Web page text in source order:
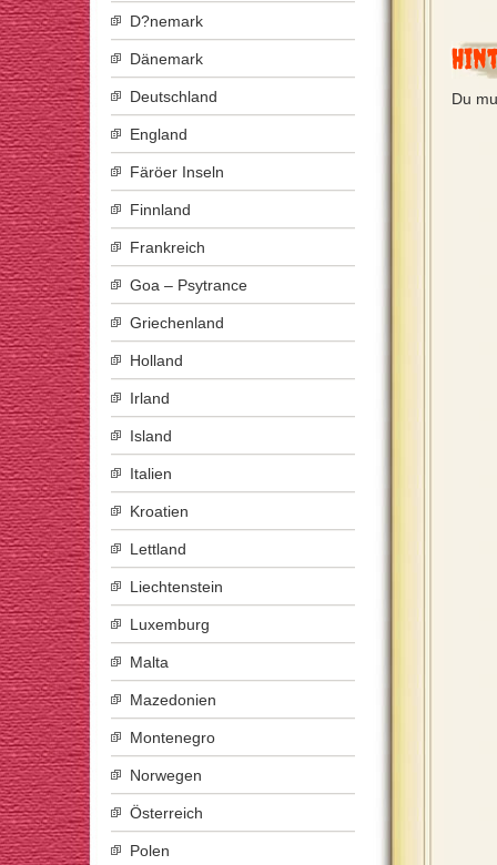
Du
D?nemark
Dänemark
Deutschland
England
Färöer Inseln
Finnland
Frankreich
Goa – Psytrance
Griechenland
Holland
Irland
Island
Italien
Kroatien
Lettland
Liechtenstein
Luxemburg
Malta
Mazedonien
Montenegro
Norwegen
Österreich
Polen